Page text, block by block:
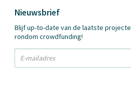
Nieuwsbrief
Blijf up-to-date van de laatste
rondom crowdfunding!
Email